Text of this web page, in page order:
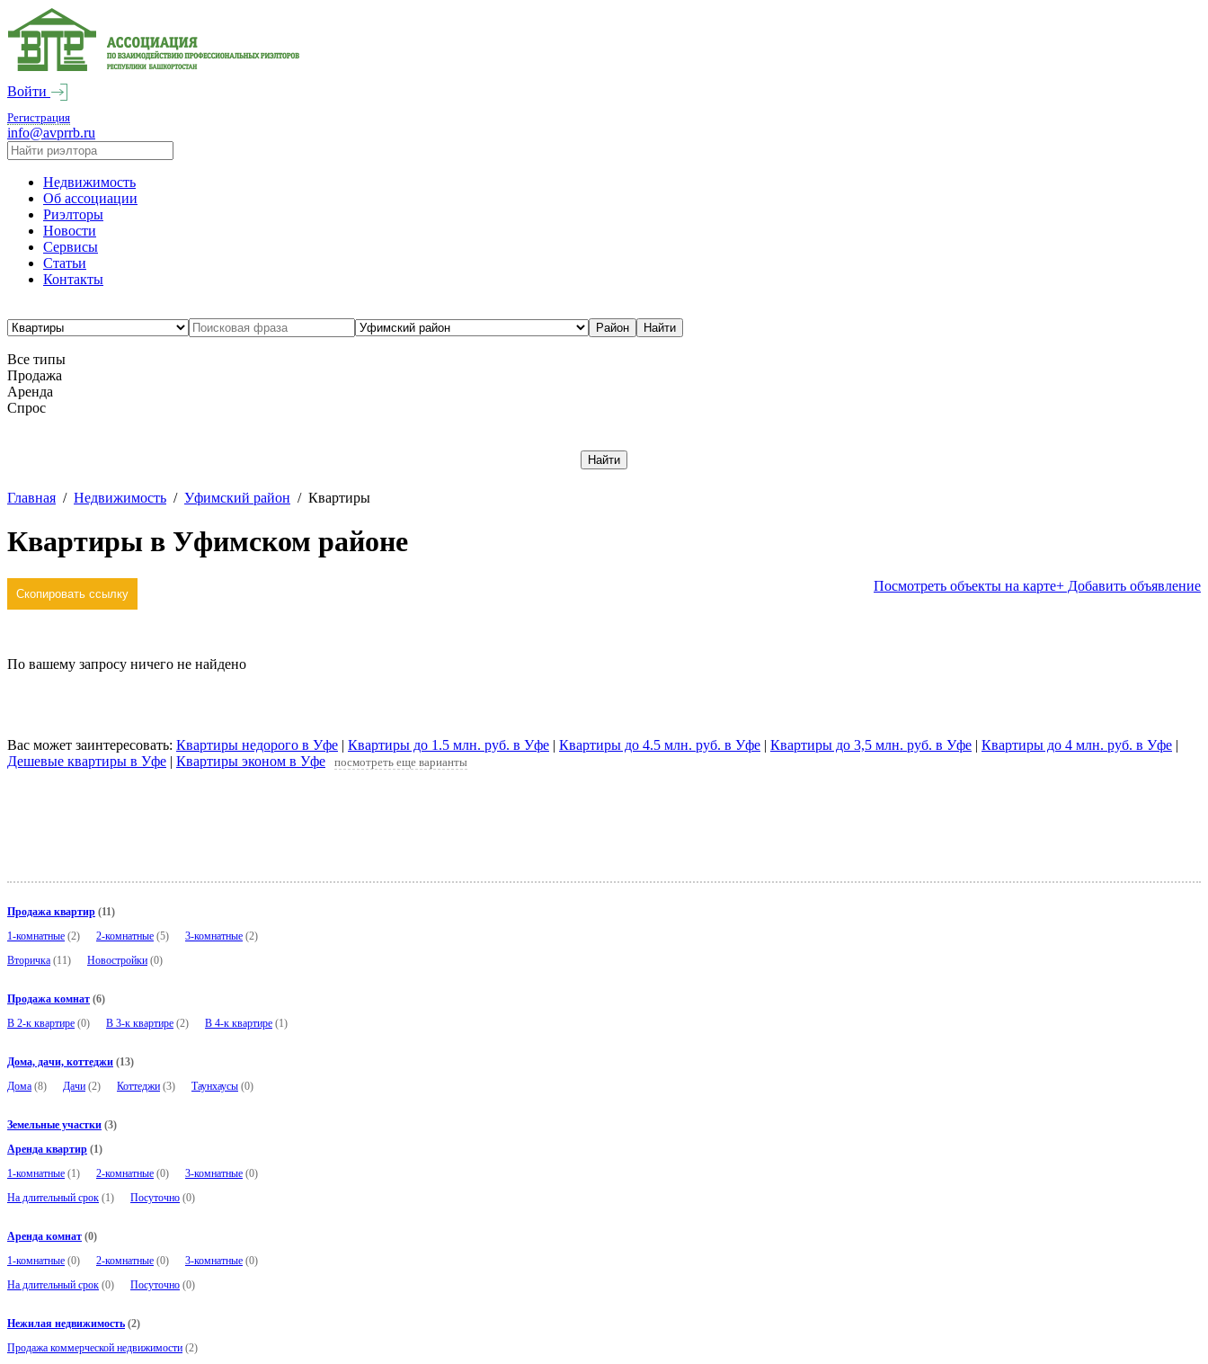
Войти
Регистрация
info@avprrb.ru
Недвижимость
Об ассоциации
Риэлторы
Новости
Сервисы
Статьи
Контакты
Все типы
Продажа
Аренда
Спрос
Главная / Недвижимость / Уфимский район / Квартиры
Квартиры в Уфимском районе
Скопировать ссылку
Посмотреть объекты на карте+ Добавить объявление
По вашему запросу ничего не найдено
Вас может заинтересовать: Квартиры недорого в Уфе | Квартиры до 1.5 млн. руб. в Уфе | Квартиры до 4.5 млн. руб. в Уфе | Квартиры до 3,5 млн. руб. в Уфе | Квартиры до 4 млн. руб. в Уфе |
Дешевые квартиры в Уфе | Квартиры эконом в Уфе посмотреть еще варианты
Продажа квартир (11)
1-комнатные (2) 2-комнатные (5) 3-комнатные (2)
Вторичка (11) Новостройки (0)
Продажа комнат (6)
В 2-к квартире (0) В 3-к квартире (2) В 4-к квартире (1)
Дома, дачи, коттеджи (13)
Дома (8) Дачи (2) Коттеджи (3) Таунхаусы (0)
Земельные участки (3)
Аренда квартир (1)
1-комнатные (1) 2-комнатные (0) 3-комнатные (0)
На длительный срок (1) Посуточно (0)
Аренда комнат (0)
1-комнатные (0) 2-комнатные (0) 3-комнатные (0)
На длительный срок (0) Посуточно (0)
Нежилая недвижимость (2)
Продажа коммерческой недвижимости (2)